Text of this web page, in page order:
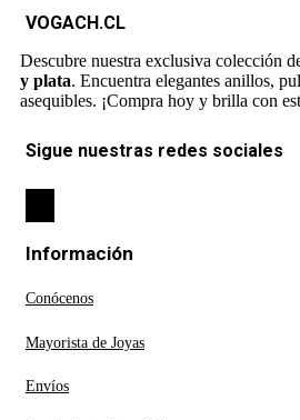
VOGACH.CL
Descubre nuestra exclusiva colección
y plata. Encuentra elegantes anillos,
asequibles. ¡Compra hoy y brilla con
Sigue nuestras redes sociales
Información
Conócenos
Mayorista de Joyas
Envíos